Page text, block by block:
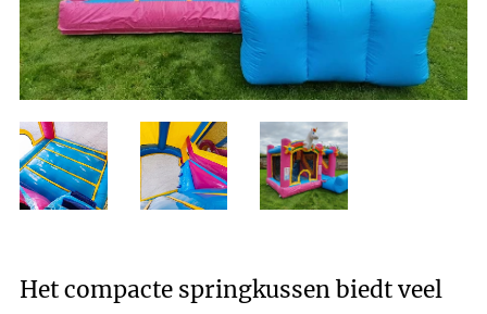
Het compacte springkussen biedt veel